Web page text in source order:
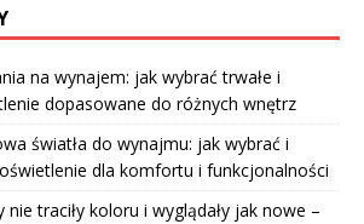
na wynajem: jak wybrać trwałe i
dopasowane do różnych wnętrz
światła do wynajmu: jak wybrać i
dla komfortu i funkcjonalności
nie traciły koloru i wyglądały jak nowe –